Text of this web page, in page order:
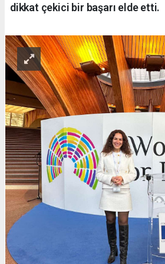
dikkat çekici bir başarı elde etti.